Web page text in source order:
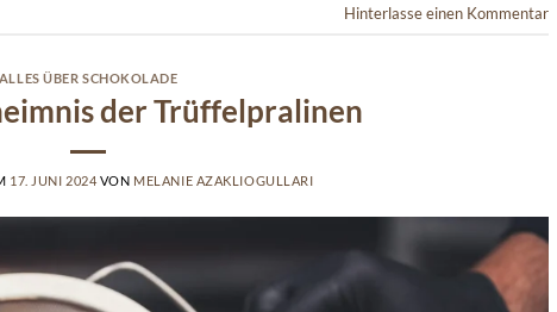
Hinterlasse einen Kommentar
ALLES ÜBER SCHOKOLADE
der Trüffelpralinen
17. JUNI 2024 VON MELANIE AZAKLIOGULLARI